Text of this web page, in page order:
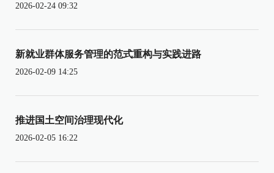
2026-02-24 09:32
新就业群体服务管理的范式重构与实践进路
2026-02-09 14:25
推进国土空间治理现代化
2026-02-05 16:22